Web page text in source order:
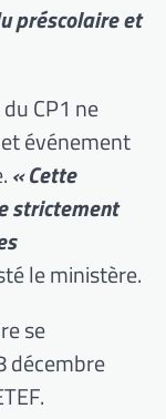
préscolaire et
CP1 ne
événement
« Cette
strictement
le ministère.
se
décembre